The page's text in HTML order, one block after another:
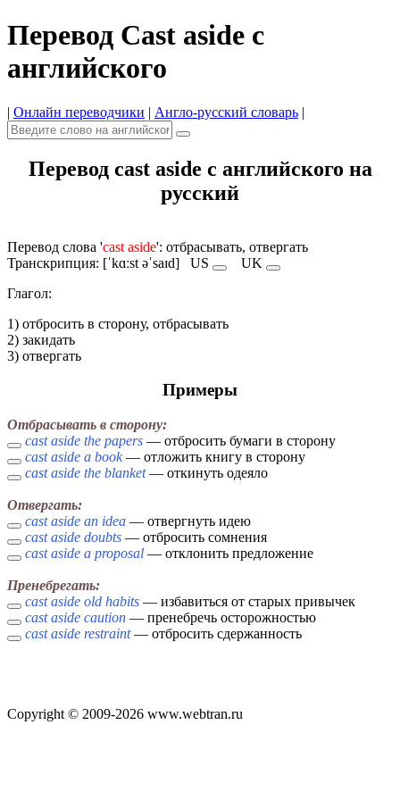
Перевод Cast aside с
английского
| Онлайн переводчики | Англо-русский словарь |
Перевод cast aside с английского на
русский
Перевод слова 'cast aside': отбрасывать, отвергать
Транскрипция: [ˈkɑːst əˈsaɪd] US
UK
Глагол:
1) отбросить в сторону, отбрасывать
2) закидать
3) отвергать
Примеры
Отбрасывать в сторону:
cast aside the papers — отбросить бумаги в сторону
cast aside a book— отложить книгу в сторону
cast aside the blanket— откинуть одеяло
Отвергать:
cast aside an idea — отвергнуть идею
cast aside doubts — отбросить сомнения
cast aside a proposal — отклонить предложение
Пренебрегать:
cast aside old habits — избавиться от старых привычек
cast aside caution — пренебречь осторожностью
cast aside restraint— отбросить сдержанность
Copyright © 2009-2026 www.webtran.ru